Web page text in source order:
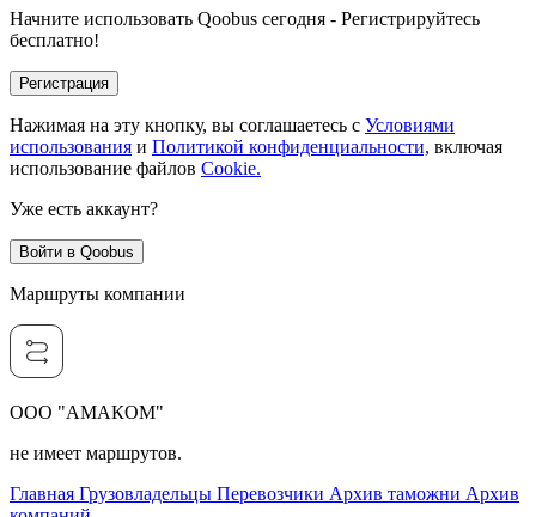
Начните использовать Qoobus сегодня - Регистрируйтесь
бесплатно!
Регистрация
Нажимая на эту кнопку, вы соглашаетесь с Условиями
использования и Политикой конфиденциальности, включая
использование файлов Cookie.
Уже есть аккаунт?
Войти в Qoobus
Маршруты компании
ООО "АМАКОМ"
не имеет маршрутов.
Главная Грузовладельцы Перевозчики Архив таможни Архив